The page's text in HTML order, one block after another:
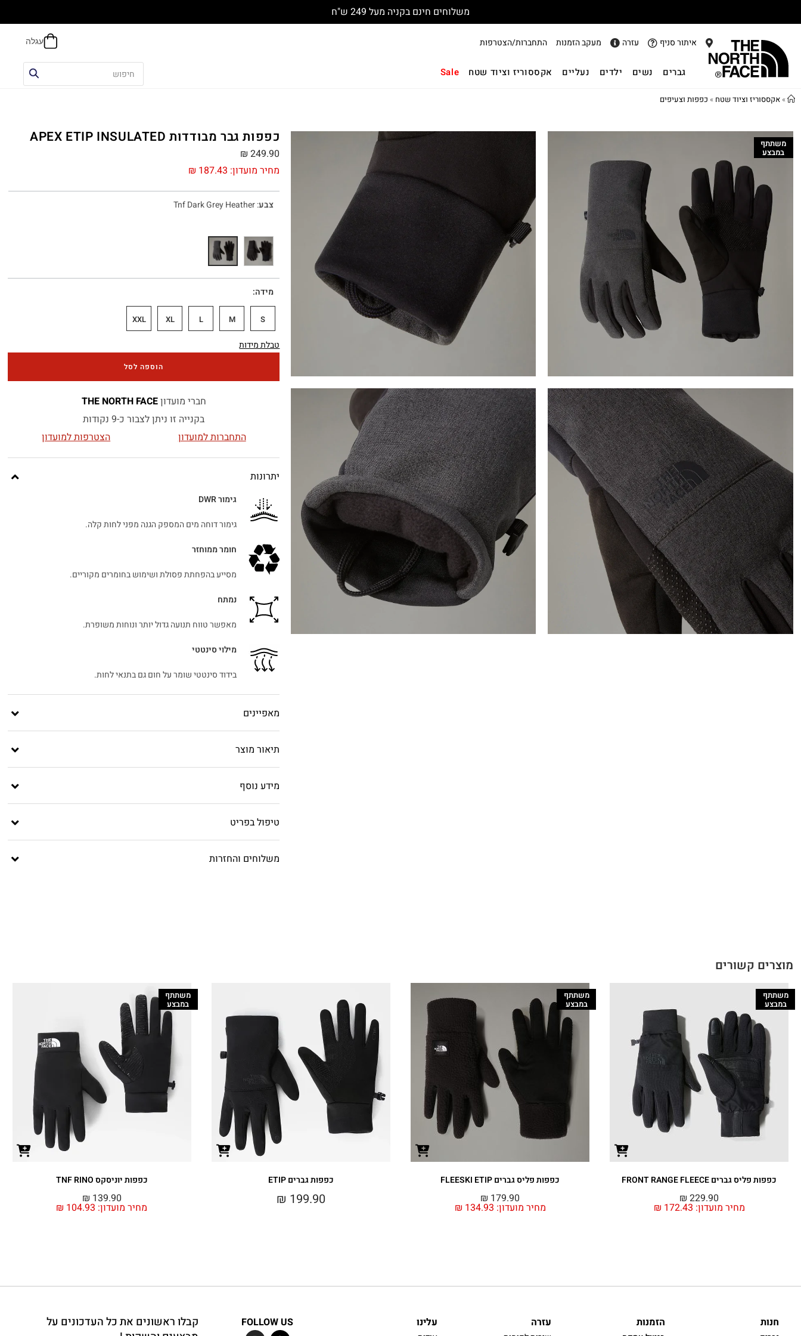
משלוחים חינם בקניה מעל 249 ש"ח
איתור סניף עזרה מעקב הזמנות התחברות/הצטרפות
גברים נשים ילדים נעליים אקססוריז וציוד שטח Sale
»אקססוריז וציוד שטח » כפפות וצעיפים
משתתף
במבצע
כפפות גבר מבודדות APEX ETIP INSULATED
מחיר מועדון: ₪ 187.43
₪ 249.90
צבע:
Tnf Dark Grey Heather
מידה
S
M
L
XL
XXL
טבלת מידות
הוספה לסל
חברי מועדוןTHE NORTH FACE
בקנייה זו ניתן לצבור כ-9 נקודות
התחברות למועדון
הצטרפות למועדון
יתרונות
גימור DWR
גימור דוחה מים המספק הגנה מפני לחות קלה.
חומר ממוחזר
מסייע בהפחתת פסולת ושימוש בחומרים מקוריים.
נמתח
מאפשר טווח תנועה גדול יותר ונוחות משופרת.
מילוי סינטטי
בידוד סינטטי שומר על חום גם בתנאי לחות.
מאפיינים
תיאור מוצר
מידע נוסף
טיפול בפריט
משלוחים והחזרות
מוצרים קשורים
משתתף
במבצע
כפפות פליס גברים FRONT RANGE FLEECE
מחיר מועדון: ₪ 172.43
₪ 229.90
משתתף
במבצע
כפפות פליס גברים FLEESKI ETIP
מחיר מועדון: ₪ 134.93
₪ 179.90
כפפות גברים ETIP
₪ 199.90
משתתף
במבצע
כפפות יוניסקס TNF RINO
מחיר מועדון: ₪ 104.93
₪ 139.90
חנות הזמנות עזרה עלינו FOLLOW US
קבלו ראשונים את כל העדכונים על